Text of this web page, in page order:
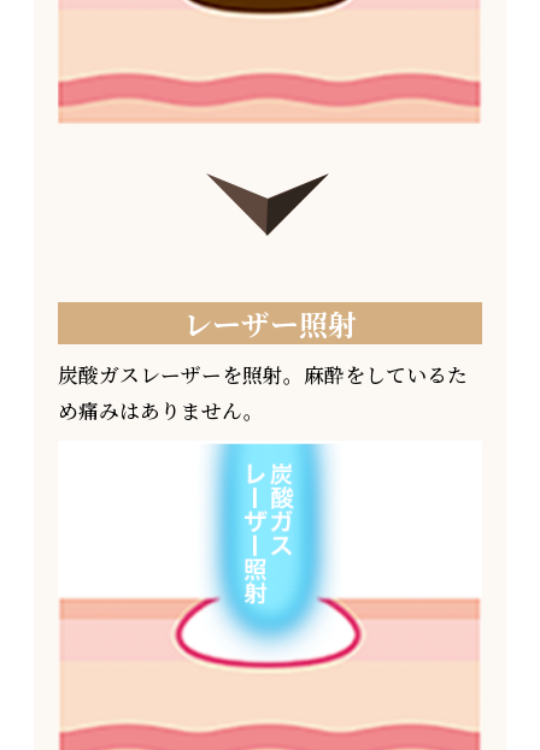
レーザー照射
炭酸ガスレーザーを照射。麻酔をしているた
め痛みはありません。